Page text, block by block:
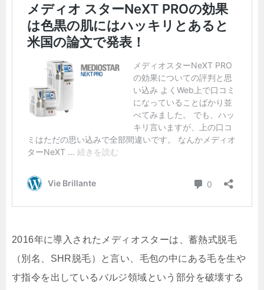
2016年に導入されたメディオスターは、蓄熱式脱毛
（別名、SHR脱毛）と言い、毛包の中にある毛を生や
す指令を出しているバルジ領域という部分を破壊する